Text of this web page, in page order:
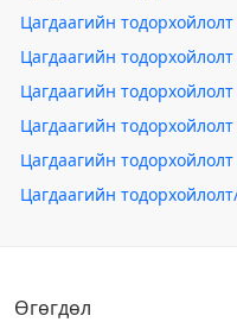
Цагдаагийн
Цагдаагийн
Цагдаагийн
Цагдаагийн
Цагдаагийн
Цагдаагийн
Өгөгдөл